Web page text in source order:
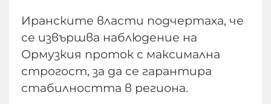
Иранските власти подчертаха, че
се извършва наблюдение на
Ормузкия проток с максимална
строгост, за да се гарантира
стабилността в региона.